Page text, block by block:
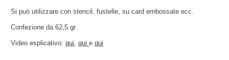
Si può utilizzare con stencil, fustelle, su card embossate ecc.
Confezione da 62,5 gr
Video esplicativo: qui, qui e qui